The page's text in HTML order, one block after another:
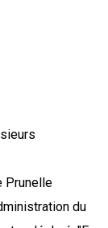
Prunelle
du